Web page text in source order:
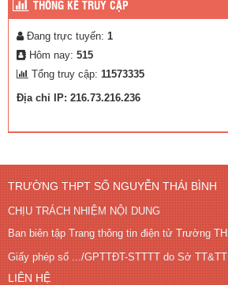
THỐNG KÊ TRUY CẬP
Đang trực tuyến: 1
Hôm nay: 515
Tổng truy cập: 11573335
Địa chỉ IP: 216.73.216.236
TRƯỜNG THPT SỐ NGUYỄN THÁI BÌNH
CHỊU TRÁCH NHIỆM NỘI DUNG
Ban biên tập Trang thông tin điện tử Trường
Giấy phép số .../GPTTĐT-STTTT do Sở
LIÊN HỆ